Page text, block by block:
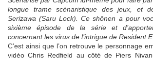
longue trame scénaristique des jeux, et
Serizawa (Saru Lock). Ce shônen a pour
sixième épisode de la série et
concernant les virus de l’intrigue de Resident
C’est ainsi que l’on retrouve le personnage
vidéo Chris Redfield au côté de Piers